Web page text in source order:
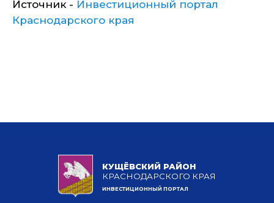
Источник - Инвестиционный портал
Краснодарского края
КУЩЁВСКИЙ РАЙОН
КРАСНОДАРСКОГО КРАЯ
ИНВЕСТИЦИОННЫЙ ПОРТАЛ